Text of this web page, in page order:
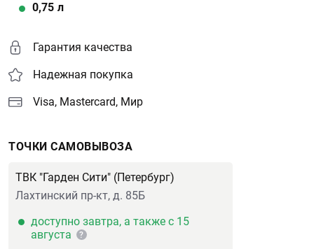
0,75 л
Гарантия качества
Надежная покупка
Visa, Mastercard, Мир
ТОЧКИ САМОВЫВОЗА
ТВК "Гарден Сити" (Петербург)
Лахтинский пр-кт, д. 85Б
доступно завтра, а также с 15
августа
?